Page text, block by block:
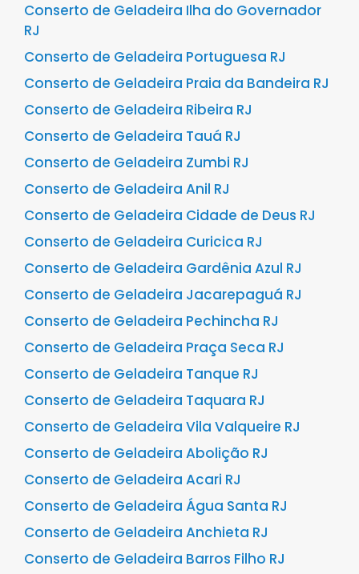
Conserto de Geladeira Ilha do Governador
RJ
Conserto de Geladeira Portuguesa RJ
Conserto de Geladeira Praia da Bandeira RJ
Conserto de Geladeira Ribeira RJ
Conserto de Geladeira Tauá RJ
Conserto de Geladeira Zumbi RJ
Conserto de Geladeira Anil RJ
Conserto de Geladeira Cidade de Deus RJ
Conserto de Geladeira Curicica RJ
Conserto de Geladeira Gardênia Azul RJ
Conserto de Geladeira Jacarepaguá RJ
Conserto de Geladeira Pechincha RJ
Conserto de Geladeira Praça Seca RJ
Conserto de Geladeira Tanque RJ
Conserto de Geladeira Taquara RJ
Conserto de Geladeira Vila Valqueire RJ
Conserto de Geladeira Abolição RJ
Conserto de Geladeira Acari RJ
Conserto de Geladeira Água Santa RJ
Conserto de Geladeira Anchieta RJ
Conserto de Geladeira Barros Filho RJ